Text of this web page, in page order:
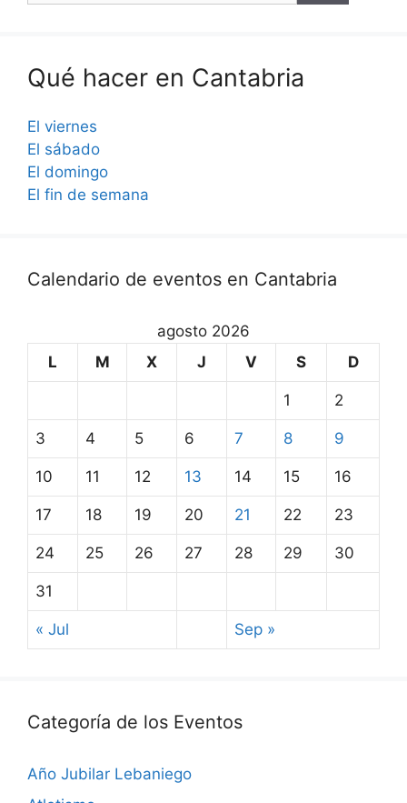
Qué hacer en Cantabria
El viernes
El sábado
El domingo
El fin de semana
Calendario de eventos en Cantabria
agosto 2026
L
M X J V S D
1 2
3 4 5 6 7 8 9
10 11 12 13 14 15 16
17 18 19 20 21 22 23
24 25 26 27 28 29 30
31
« Jul Sep »
Categoría de los Eventos
Año Jubilar Lebaniego